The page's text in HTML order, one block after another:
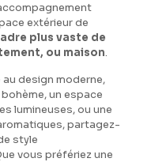
extérieur de
plus vaste de
ou maison.
design moderne,
un espace
lumineuses, ou une
partagez-
style
vous préfériez une